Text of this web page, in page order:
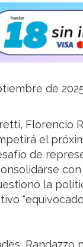
de
Florencio
el
de
con
la